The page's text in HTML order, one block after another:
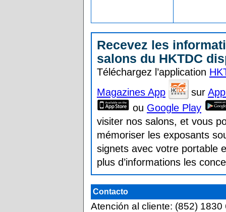
Recevez les
salons du HKTDC
Téléchargez l’application
Magazines App
sur
ou Google Play
visiter nos salons, et vous
mémoriser les exposants
signets avec votre portable
plus d’informations les
Contacto
Atención al cliente: (852) 1830